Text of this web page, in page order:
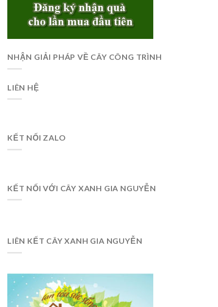
NHẬN GIẢI PHÁP VỀ CÂY CÔNG TRÌNH
LIÊN HỆ
KẾT NỐI ZALO
KẾT NỐI VỚI CÂY XANH GIA NGUYỄN
LIÊN KẾT CÂY XANH GIA NGUYỄN